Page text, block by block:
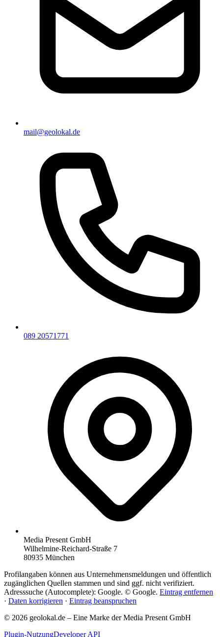
mail@geolokal.de
089 20571771
Media Present GmbH
Wilhelmine-Reichard-Straße 7
80935 München
Profilangaben können aus Unternehmensmeldungen und öffentlich
zugänglichen Quellen stammen und sind ggf. nicht verifiziert.
Adresssuche (Autocomplete): Google. © Google. Eintrag entfernen
· Daten korrigieren · Eintrag beanspruchen
© 2026 geolokal.de – Eine Marke der Media Present GmbH
Plugin-NutzungDeveloper API